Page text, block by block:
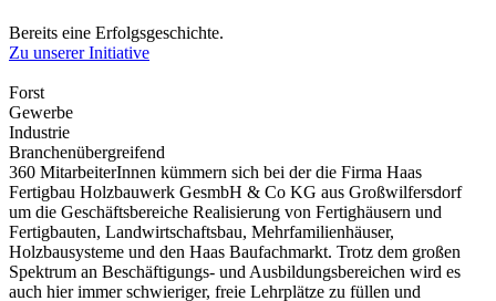
Bereits eine Erfolgsgeschichte.
Zu unserer Initiative
Forst
Gewerbe
Industrie
Branchenübergreifend
360 MitarbeiterInnen kümmern sich bei der die Firma Haas
Fertigbau Holzbauwerk GesmbH & Co KG aus Großwilfersdorf
um die Geschäftsbereiche Realisierung von Fertighäusern und
Fertigbauten, Landwirtschaftsbau, Mehrfamilienhäuser,
Holzbausysteme und den Haas Baufachmarkt. Trotz dem großen
Spektrum an Beschäftigungs- und Ausbildungsbereichen wird es
auch hier immer schwieriger, freie Lehrplätze zu füllen und